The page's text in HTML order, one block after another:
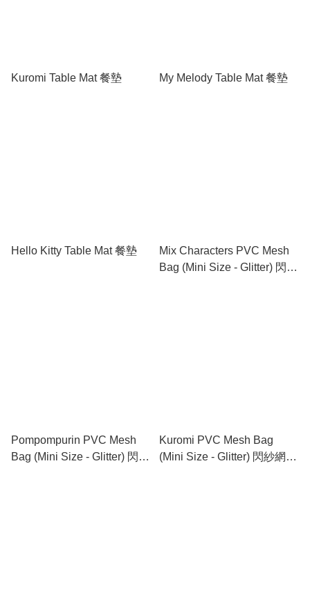
Kuromi Table Mat 餐墊 My Melody Table Mat 餐墊
Hello Kitty Table Mat 餐墊
Mix Characters PVC Mesh
Bag (Mini Size - Glitter) 閃紗
Pompompurin PVC Mesh
Bag (Mini Size - Glitter) 閃紗
Kuromi PVC Mesh Bag
(Mini Size - Glitter) 閃紗網底